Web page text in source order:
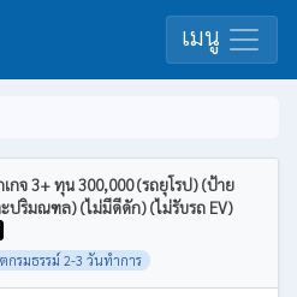
เมนู
กจ 3+ ทุน 300,000 (รถยุโรป) (ป้าย
ปริมณฑล) (ไม่มีดีดัก) (ไม่รับรถ EV)
กรมธรรม์ 2-3 วันทำการ